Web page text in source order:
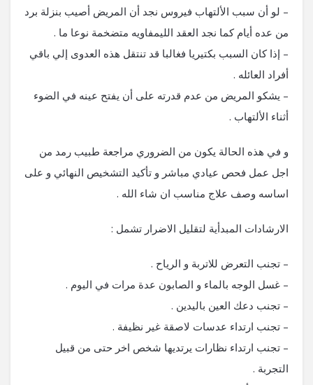
– لو أن سبب الألتهاب فيروس نجد أن المريض أصيب بنزلة برد
من عده أيام كما نجد العقد الليمفاويه متضخمة نوعا ما .
– إذا كان السبب بكتيريا فغالبا قد تنتقل هذه العدوى إلي باقي
أفراد العائله .
– يشكو المريض من عدم قدرته على أن يفتح عينه في الضوء
أثناء الألتهاب .
و في هذه الحالة يكون من الضروري مراجعة طبيب رمد من
اجل عمل فحص عيادي مباشر و تأكيد التشخيص النهائي و على
اساسه وصف علاج مناسب ان شاء الله .
الارشادات المبدأية لتقليل الاضرار تشمل :
– تجنب التعرض للاتربة و الرياح .
– غسل الوجه بالماء و الصابون عدة مرات في اليوم .
– تجنب دعك العين باليدين .
– تجنب ارتداء عدسات لاصقة غير نظيفة .
– تجنب ارتداء نظارات يرتديها شخص اخر حتى من قبيل
التجربة .